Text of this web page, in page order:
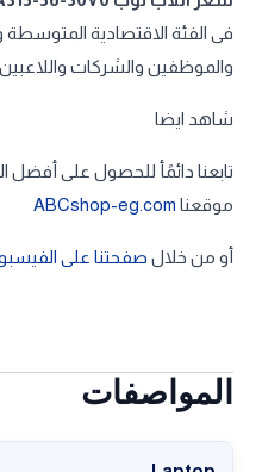
فى الفئة الاقتصادية
والموظفين والشركات
شاهد ايضا
تابعنا دائمًأ للحصول على
موقعنا ABCshop-eg.com
أو من خلال صفحتنا على
المواصفات